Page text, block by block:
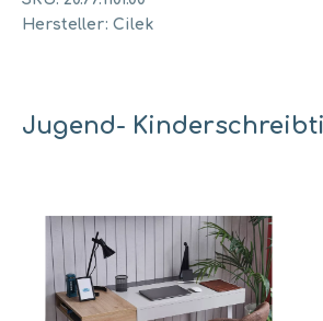
Hersteller: Cilek
Jugend-